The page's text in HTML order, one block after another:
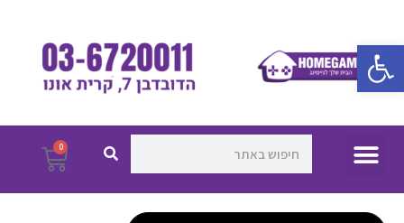
פתח סרגל נגישות
תפריט 0